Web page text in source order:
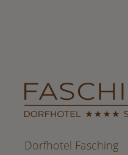
Dorfhotel Fasching